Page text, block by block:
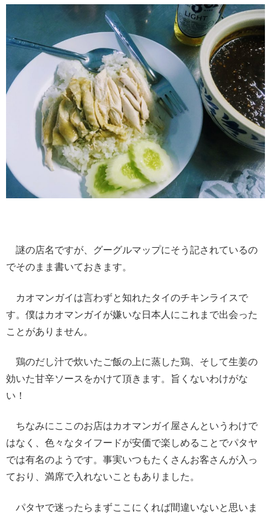
謎の店名ですが、グーグルマップにそう記されているの
でそのまま書いておきます。
カオマンガイは言わずと知れたタイのチキンライスで
す。僕はカオマンガイが嫌いな日本人にこれまで出会った
ことがありません。
鶏のだし汁で炊いたご飯の上に蒸した鶏、そして生姜の
効いた甘辛ソースをかけて頂きます。旨くないわけがな
い！
ちなみにここのお店はカオマンガイ屋さんというわけで
はなく、色々なタイフードが安価で楽しめることでパタヤ
では有名のようです。事実いつもたくさんお客さんが入っ
ており、満席で入れないこともありました。
パタヤで迷ったらまずここにくれば間違いないと思いま